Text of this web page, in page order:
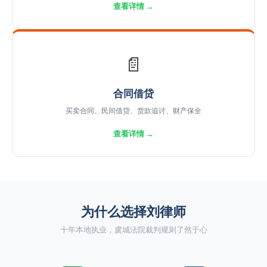
查看详情 →
📄
合同借贷
买卖合同、民间借贷、货款追讨、财产保全
查看详情 →
为什么选择刘律师
十年本地执业，虞城法院裁判规则了然于心